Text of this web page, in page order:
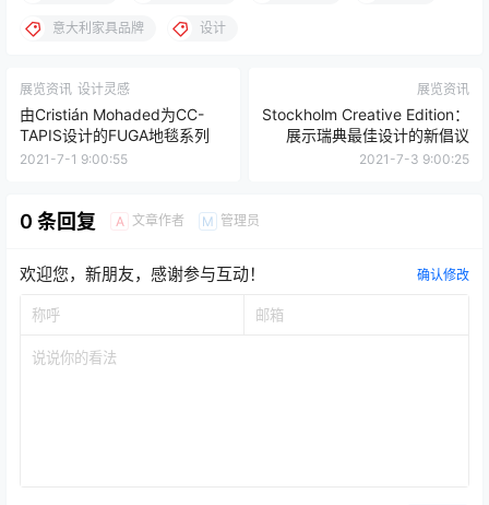
意大利家具品牌 设计
展览资讯 设计灵感
由Cristián Mohaded为CC-
TAPIS设计的FUGA地毯系列
2021-7-1 9:00:55
展览资讯
Stockholm Creative Edition：
展示瑞典最佳设计的新倡议
2021-7-3 9:00:25
0 条回复 A 文章作者 M 管理员
欢迎您，新朋友，感谢参与互动！ 确认修改